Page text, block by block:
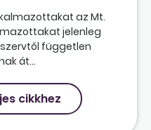
az Mt.
jelenleg
független
át...
cikkhez